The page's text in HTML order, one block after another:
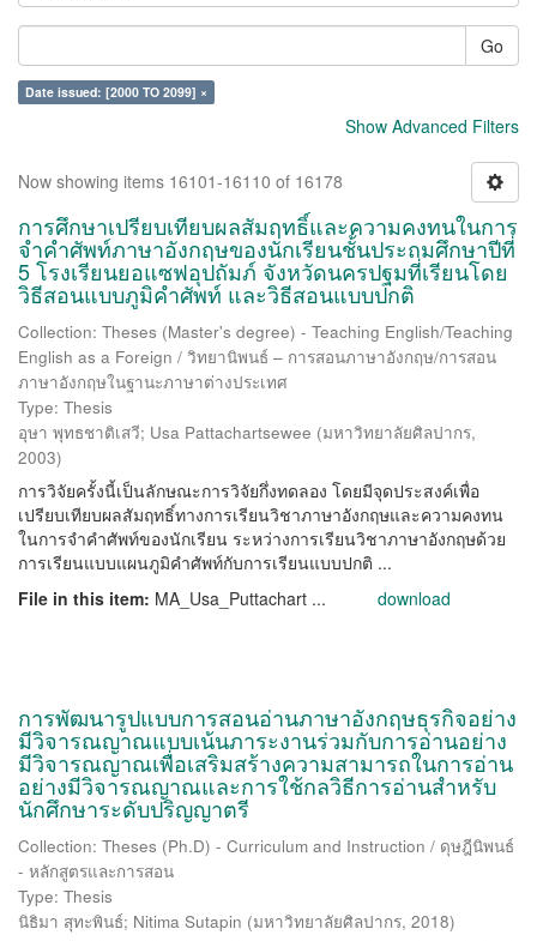
Go
Date issued: [2000 TO 2099] ×
Show Advanced Filters
Now showing items 16101-16110 of 16178
การศึกษาเปรียบเทียบผลสัมฤทธิ์และความคงทนในการ
จำคำศัพท์ภาษาอังกฤษของนักเรียนชั้นประถมศึกษาปีที่
5 โรงเรียนยอแซฟอุปถัมภ์ จังหวัดนครปฐมที่เรียนโดย
วิธีสอนแบบภูมิคำศัพท์ และวิธีสอนแบบปกติ
Collection: Theses (Master's degree) - Teaching English/Teaching
English as a Foreign / วิทยานิพนธ์ – การสอนภาษาอังกฤษ/การสอน
ภาษาอังกฤษในฐานะภาษาต่างประเทศ
Type: Thesis
อุษา พุทธชาติเสวี; Usa Pattachartsewee (มหาวิทยาลัยศิลปากร,
2003)
การวิจัยครั้งนี้เป็นลักษณะการวิจัยกึ่งทดลอง โดยมีจุดประสงค์เพื่อ
เปรียบเทียบผลสัมฤทธิ์ทางการเรียนวิชาภาษาอังกฤษและความคงทน
ในการจำคำศัพท์ของนักเรียน ระหว่างการเรียนวิชาภาษาอังกฤษด้วย
การเรียนแบบแผนภูมิคำศัพท์กับการเรียนแบบปกติ ...
File in this item: MA_Usa_Puttachart ... download
การพัฒนารูปแบบการสอนอ่านภาษาอังกฤษธุรกิจอย่าง
มีวิจารณญาณแบบเน้นภาระงานร่วมกับการอ่านอย่าง
มีวิจารณญาณเพื่อเสริมสร้างความสามารถในการอ่าน
อย่างมีวิจารณญาณและการใช้กลวิธีการอ่านสำหรับ
นักศึกษาระดับปริญญาตรี
Collection: Theses (Ph.D) - Curriculum and Instruction / ดุษฎีนิพนธ์
- หลักสูตรและการสอน
Type: Thesis
นิธิมา สุทะพินธ์; Nitima Sutapin (มหาวิทยาลัยศิลปากร, 2018)